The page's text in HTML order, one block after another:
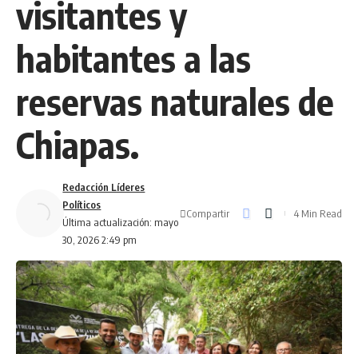
visitantes y
habitantes a las
reservas naturales de
Chiapas.
Última actualización: mayo
30, 2026 2:49 pm
Redacción Líderes
Políticos
Compartir 4 Min Read